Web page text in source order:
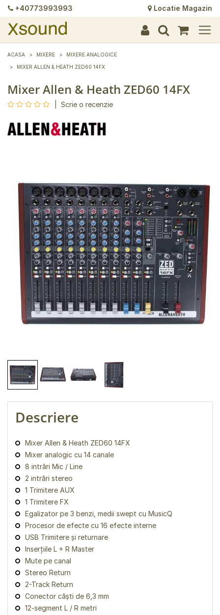
+40773993993 Locatie Magazin
+
+
+
+
+
+
+
+
+
+
+
+
+
+
ACASA MIXERE MIXERE ANALOGICE
MIXER ALLEN & HEATH ZED60 14FX
Mixer Allen & Heath ZED60 14FX
Scrie o recenzie
Descriere
Mixer Allen & Heath ZED60 14FX
Mixer analogic cu 14 canale
8 intrări Mic / Line
2 intrări stereo
1 Trimitere AUX
1 Trimitere FX
Egalizator pe 3 benzi, medii swept cu MusicQ
Procesor de efecte cu 16 efecte interne
USB Trimitere și returnare
Inserțiile L + R Master
Mute pe canal
Stereo Return
2-Track Return
Conector căști de 6,3 mm
12-segment L / R metri